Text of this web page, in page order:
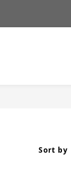
Sort by